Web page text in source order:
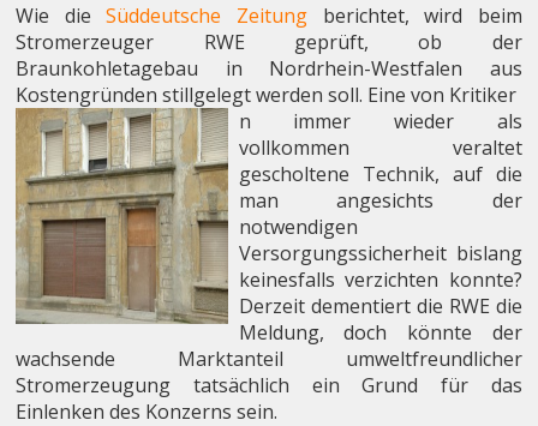
Wie dieSüddeutsche Zeitungberichtet, wird beim
Stromerzeuger RWE geprüft, ob der
Braunkohletagebau in Nordrhein-Westfalen aus
Kostengründen stillgelegt werden soll. Eine von Kritiker
n immer wieder als
vollkommen veraltet
gescholtene Technik, auf die
man angesichts der
notwendigen
Versorgungssicherheit bislang
keinesfalls verzichten konnte?
Derzeit dementiert die RWE die
Meldung, doch könnte der
wachsende Marktanteil umweltfreundlicher
Stromerzeugung tatsächlich ein Grund für das
Einlenken des Konzerns sein.